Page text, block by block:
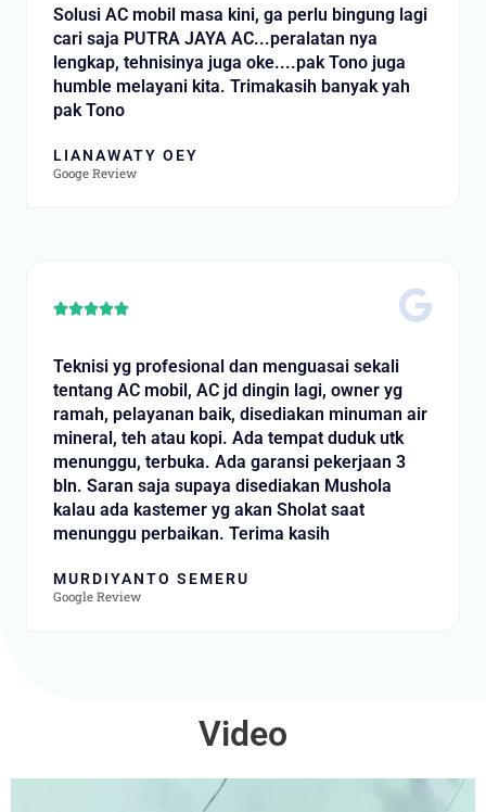
Solusi AC mobil masa kini, ga perlu bingung lagi
cari saja PUTRA JAYA AC...peralatan nya
lengkap, tehnisinya juga oke....pak Tono juga
humble melayani kita. Trimakasih banyak yah
pak Tono
LIANAWATY OEY
Googe Review
Rated
of
Teknisi yg profesional dan menguasai sekali
tentang AC mobil, AC jd dingin lagi, owner yg
ramah, pelayanan baik, disediakan minuman air
mineral, teh atau kopi. Ada tempat duduk utk
menunggu, terbuka. Ada garansi pekerjaan 3
bln. Saran saja supaya disediakan Mushola
kalau ada kastemer yg akan Sholat saat
menunggu perbaikan. Terima kasih
MURDIYANTO SEMERU
Google Review
Video